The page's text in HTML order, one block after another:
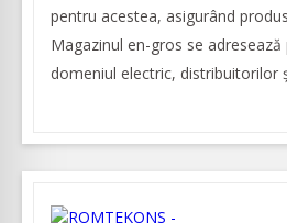
pentru acestea, asigurând
Magazinul en-gros se
domeniul electric, distribuitorilor